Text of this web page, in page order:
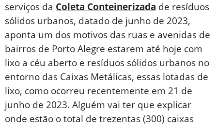
serviços da Coleta Conteinerizada de resíduos
sólidos urbanos, datado de junho de 2023,
aponta um dos motivos das ruas e avenidas de
bairros de Porto Alegre estarem até hoje com
lixo a céu aberto e resíduos sólidos urbanos no
entorno das Caixas Metálicas, essas lotadas de
lixo, como ocorreu recentemente em 21 de
junho de 2023. Alguém vai ter que explicar
onde estão o total de trezentas (300) caixas